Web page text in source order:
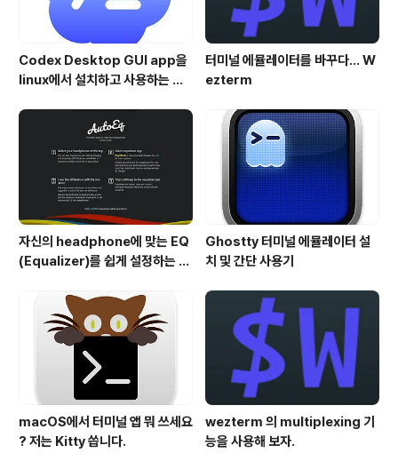
Codex Desktop GUI app을
linux에서 설치하고 사용하는 방
터미널 에뮬레이터를 바꾸다... W
ezterm
자신의 headphone에 맞는 EQ
(Equalizer)를 쉽게 설정하는 방
Ghostty 터미널 에뮬레이터 설
치 및 간단 사용기
macOS에서 터미널 앱 뭐 쓰세요
? 저는 Kitty 씁니다.
wezterm 의 multiplexing 기
능을 사용해 보자.